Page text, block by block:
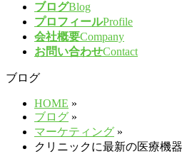
ブログBlog
プロフィールProfile
会社概要Company
お問い合わせContact
ブログ
HOME »
ブログ »
マーケティング »
クリニックに最新の医療機